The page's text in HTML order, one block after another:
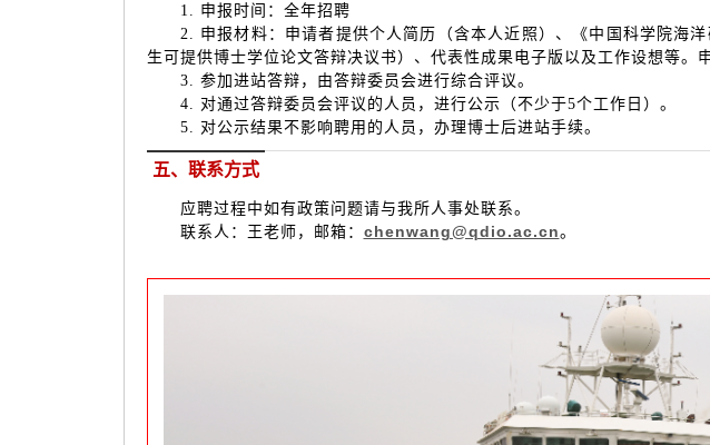
1. 申报时间：全年招聘
2. 申报材料：申请者提供个人简历（含本人近照）、《中国科学院海洋
生可提供博士学位论文答辩决议书）、代表性成果电子版以及工作设想等。
3. 参加进站答辩，由答辩委员会进行综合评议。
4. 对通过答辩委员会评议的人员，进行公示（不少于5个工作日）。
5. 对公示结果不影响聘用的人员，办理博士后进站手续。
五、联系方式
应聘过程中如有政策问题请与我所人事处联系。
联系人：王老师，邮箱： chenwang@qdio.ac.cn。